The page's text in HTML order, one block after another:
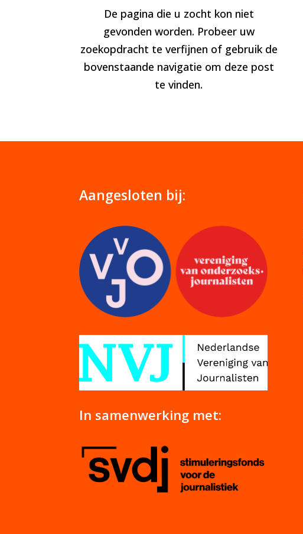
De pagina die u zocht kon niet
gevonden worden. Probeer uw
zoekopdracht te verfijnen of gebruik de
bovenstaande navigatie om deze post
te vinden.
Aangesloten bij:
In samenwerking met: